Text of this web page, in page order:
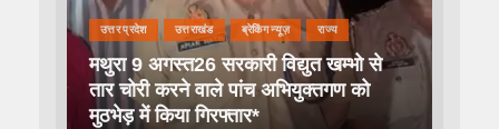
उत्तर प्रदेश उत्तराखंड ब्रेकिंग न्यूज़ राज्य
मथुरा 9 अगस्त26 सरकारी विद्युत खम्भो से
तार चोरी करने वाले पांच अभियुक्तगण को
मुठभेड़ में किया गिरफ्तार*